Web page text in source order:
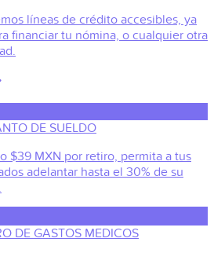
líneas de crédito accesibles, ya
financiar tu nómina, o cualquier otra
DE SUELDO
$39 MXN por retiro, permita a tus
adelantar hasta el 30% de su
DE GASTOS MEDICOS